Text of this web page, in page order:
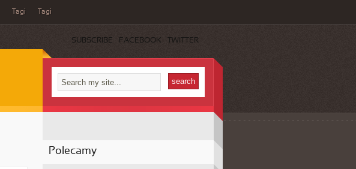
Tagi Tagi
SUBSCRIBE FACEBOOK TWITTER
Polecamy